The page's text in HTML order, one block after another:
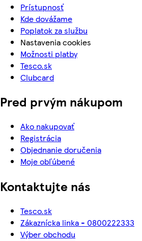
Prístupnosť
Kde dovážame
Poplatok za službu
Nastavenia cookies
Možnosti platby
Tesco.sk
Clubcard
Pred prvým nákupom
Ako nakupovať
Registrácia
Objednanie doručenia
Moje obľúbené
Kontaktujte nás
Tesco.sk
Zákaznícka linka - 0800222333
Výber obchodu